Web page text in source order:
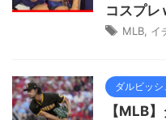
コスプレ
MLB イ
ダルビッシ
【MLB